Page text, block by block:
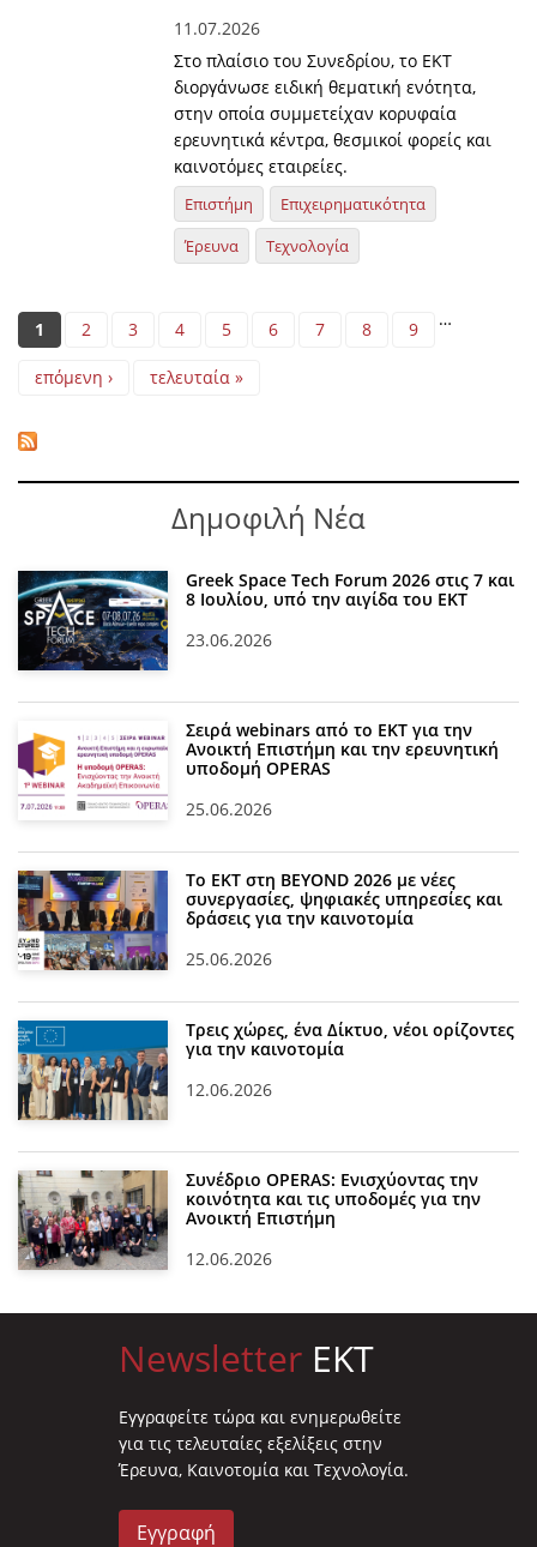
11.07.2026
Στο πλαίσιο του Συνεδρίου, το ΕΚΤ
διοργάνωσε ειδική θεματική ενότητα,
στην οποία συμμετείχαν κορυφαία
ερευνητικά κέντρα, θεσμικοί φορείς και
καινοτόμες εταιρείες.
Επιστήμη
Επιχειρηματικότητα
Έρευνα
Τεχνολογία
Pages
1 2 3 4 5 6 7 8 9 …
επόμενη › τελευταία »
Δημοφιλή Νέα
Greek Space Tech Forum 2026 στις 7 και
8 Ιουλίου, υπό την αιγίδα του ΕΚΤ
23.06.2026
Σειρά webinars από το ΕΚΤ για την
Ανοικτή Επιστήμη και την ερευνητική
υποδομή OPERAS
25.06.2026
Το ΕΚΤ στη BEYOND 2026 με νέες
συνεργασίες, ψηφιακές υπηρεσίες και
δράσεις για την καινοτομία
25.06.2026
Τρεις χώρες, ένα Δίκτυο, νέοι ορίζοντες
για την καινοτομία
12.06.2026
Συνέδριο OPERAS: Ενισχύοντας την
κοινότητα και τις υποδομές για την
Ανοικτή Επιστήμη
12.06.2026
Newsletter EKT
Eγγραφείτε τώρα και ενημερωθείτε
για τις τελευταίες εξελίξεις στην
Έρευνα, Καινοτομία και Τεχνολογία.
Εγγραφή